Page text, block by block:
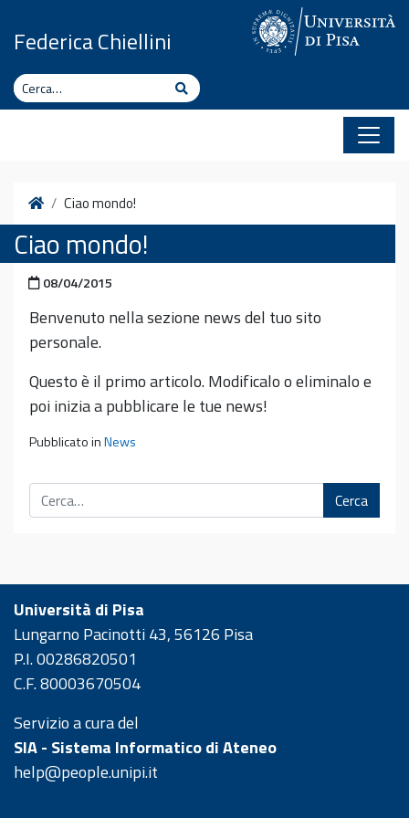
Federica Chiellini
Cerca Cerca
HomeCiao mondo!
Ciao mondo!
Pubblicato il
08/04/2015
Benvenuto nella sezione news del tuo sito
personale.
Questo è il primo articolo. Modificalo o eliminalo e
poi inizia a pubblicare le tue news!
Pubblicato inNews
Cerca
Università di Pisa
Lungarno Pacinotti 43, 56126 Pisa
P.I. 00286820501
C.F. 80003670504
Servizio a cura del
SIA - Sistema Informatico di Ateneo
help@people.unipi.it